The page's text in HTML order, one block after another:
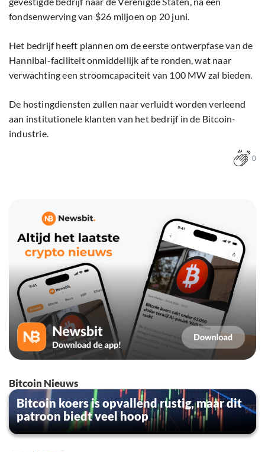
fondsenwerving van $26 miljoen op 20 juni.
Het bedrijf heeft plannen om de eerste ontwerpfase van de
Hannibal-faciliteit onmiddellijk af te ronden, wat naar
verwachting een stroomcapaciteit van 100 MW zal bieden.
De hostingdiensten zullen naar verluidt worden verleend
aan institutionele klanten van het bedrijf in de Bitcoin-
industrie.
0
Bitcoin Nieuws
Bitcoin koers is opvallend rustig, maar dit
patroon biedt veel hoop